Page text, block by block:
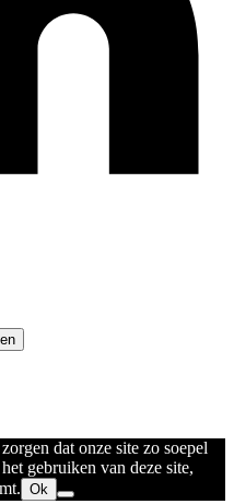
dat onze site zo soepel
gebruiken van deze site,
Ok